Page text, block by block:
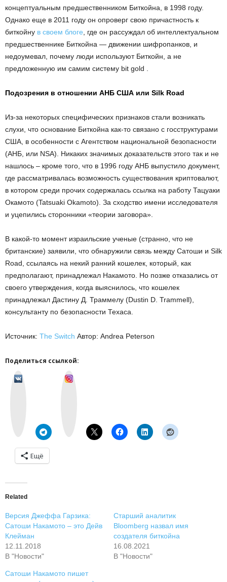
концептуальным предшественником Биткойна, в 1998 году.
Однако еще в 2011 году он опроверг свою причастность к
биткойну в своем блоге , где он рассуждал об интеллектуальном
предшественнике Биткойна — движении шифропанков, и
недоумевал, почему люди используют Биткойн, а не
предложенную им самим систему bit gold .
Подозрения в отношении АНБ США или Silk Road
Из-за некоторых специфических признаков стали возникать
слухи, что основание Биткойна как-то связано с госструктурами
США, в особенности с Агентством национальной безопасности
(АНБ, или NSA). Никаких значимых доказательств этого так и не
нашлось – кроме того, что в 1996 году АНБ выпустило документ,
где рассматривалась возможность существования криптовалют,
в котором среди прочих содержалась ссылка на работу Тацуаки
Окамото (Tatsuaki Okamoto). За сходство имени исследователя
и уцепились сторонники «теории заговора».
В какой-то момент израильские ученые (странно, что не
британские) заявили, что обнаружили связь между Сатоши и Silk
Road, ссылаясь на некий ранний кошелек, который, как
предполагают, принадлежал Накамото. Но позже отказались от
своего утверждения, когда выяснилось, что кошелек
принадлежал Дастину Д. Траммелу (Dustin D. Trammell),
консультанту по безопасности Техаса.
Источник: The Switch Автор: Andrea Peterson
Поделиться ссылкой:
Ещё
Related
Версия Джеффа Гарзика:
Сатоши Накамото – это Дейв
Клейман
12.11.2018
В "Новости"
Старший аналитик
Bloomberg назвал имя
создателя биткойна
16.08.2021
В "Новости"
Сатоши Накамото пишет